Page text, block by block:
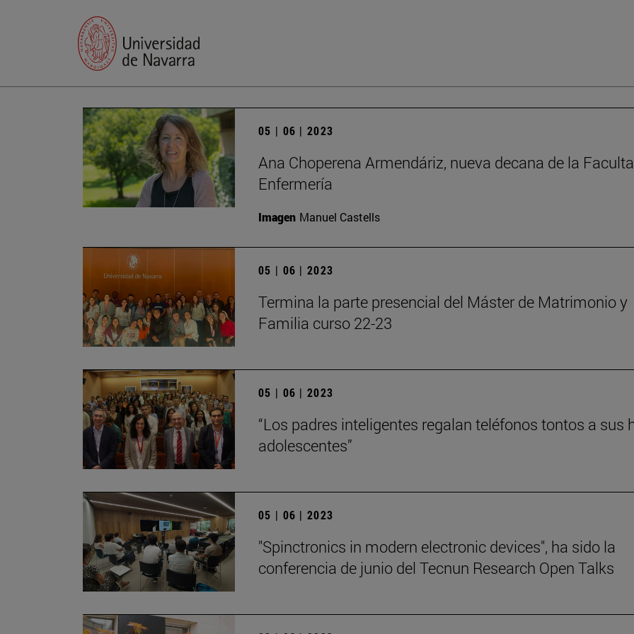
05 | 06 | 2023
Ana Choperena Armendáriz, nueva decana de la
Enfermería
Imagen Manuel Castells
05 | 06 | 2023
Termina la parte presencial del Máster de Matrimonio y
Familia curso 22-23
05 | 06 | 2023
“Los padres inteligentes regalan teléfonos tontos a sus
adolescentes”
05 | 06 | 2023
"Spinctronics in modern electronic devices", ha sido la
conferencia de junio del Tecnun Research Open Talks